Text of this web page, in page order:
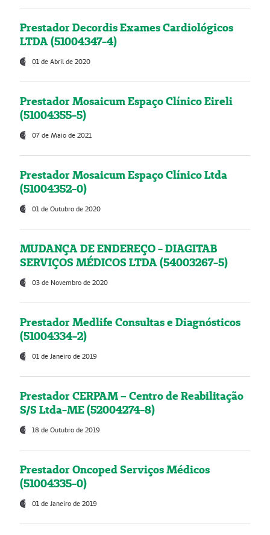
Prestador Decordis Exames Cardiológicos
LTDA (51004347-4)
01 de Abril de 2020
Prestador Mosaicum Espaço Clínico Eireli
(51004355-5)
07 de Maio de 2021
Prestador Mosaicum Espaço Clínico Ltda
(51004352-0)
01 de Outubro de 2020
MUDANÇA DE ENDEREÇO - DIAGITAB
SERVIÇOS MÉDICOS LTDA (54003267-5)
03 de Novembro de 2020
Prestador Medlife Consultas e Diagnósticos
(51004334-2)
01 de Janeiro de 2019
Prestador CERPAM – Centro de Reabilitação
S/S Ltda-ME (52004274-8)
18 de Outubro de 2019
Prestador Oncoped Serviços Médicos
(51004335-0)
01 de Janeiro de 2019